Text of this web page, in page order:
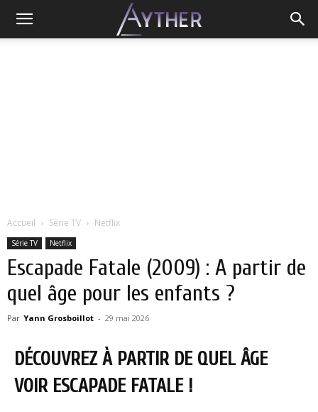
Accueil Série TV Netflix
Série TV Netflix
Escapade Fatale (2009) : A partir de
quel âge pour les enfants ?
Par Yann Grosboillot - 29 mai 2026
DÉCOUVREZ À PARTIR DE QUEL ÂGE
VOIR ESCAPADE FATALE !